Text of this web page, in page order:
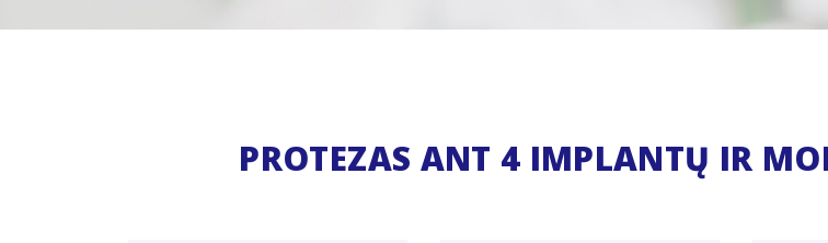
PROTEZAS ANT 4 IMPLANTŲ IR